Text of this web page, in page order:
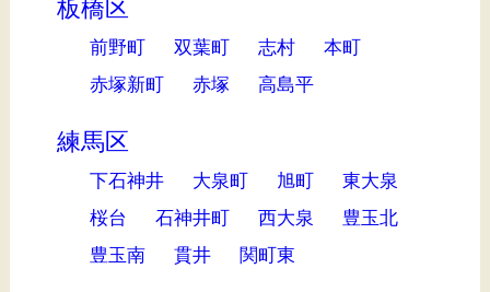
板橋区
前野町 双葉町 志村
本町
赤塚新町
赤塚 高島平
練馬区
下石神井 大泉町 旭町
東大泉
桜台
石神井町 西大泉
豊玉北
豊玉南
貫井 関町東